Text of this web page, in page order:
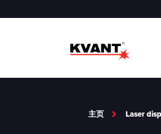
主页 Laser